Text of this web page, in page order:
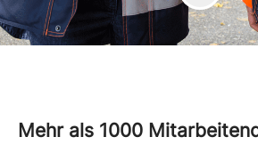
Mehr als 1000